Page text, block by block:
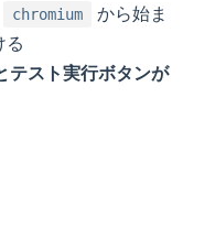
chromium
から始ま
る
テスト実行ボタンが